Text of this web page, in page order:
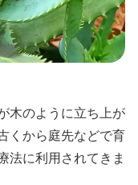
木のように立ち上が
くから庭先などで育
法に利用されてきま